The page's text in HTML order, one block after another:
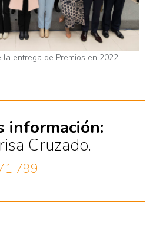
la entrega de Premios en 2022
información:
Cruzado.
799